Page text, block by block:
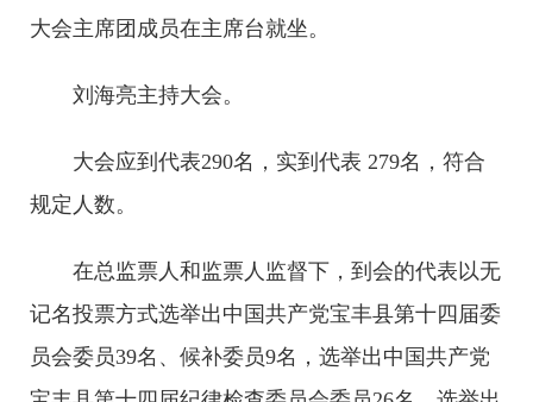
大会主席团成员在主席台就坐。
刘海亮主持大会。
大会应到代表290名，实到代表 279名，符合
规定人数。
在总监票人和监票人监督下，到会的代表以无
记名投票方式选举出中国共产党宝丰县第十四届委
员会委员39名、候补委员9名，选举出中国共产党